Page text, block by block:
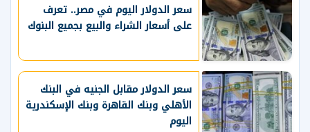
سعر الدولار اليوم في مصر.. تعرف
على أسعار الشراء والبيع بجميع البنوك
سعر الدولار مقابل الجنيه في البنك
الأهلي وبنك القاهرة وبنك الإسكندرية
اليوم